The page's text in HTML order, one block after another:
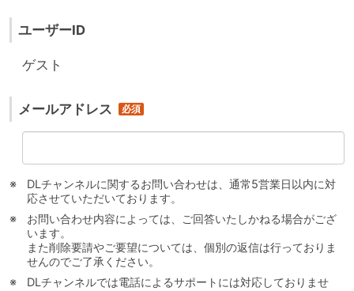
ユーザーID
ゲスト
メールアドレス
DLチャンネルに関するお問い合わせは、通常5営業日以内に対
応させていただいております。
お問い合わせ内容によっては、ご回答いたしかねる場合がござ
います。
また削除要請やご要望については、個別の返信は行っておりま
せんのでご了承ください。
DLチャンネルでは電話によるサポートには対応しておりませ